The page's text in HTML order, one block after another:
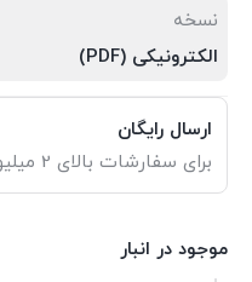
نسخه
الکترونیکی (PDF)
ارسال رایگان
برای سفارشات بالای 2 میلیون تومان
موجود در انبار